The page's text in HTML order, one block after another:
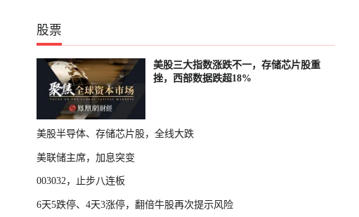
股票
美股三大指数涨跌不一，存储芯片股重
挫，西部数据跌超18%
美股半导体、存储芯片股，全线大跌
美联储主席，加息突变
003032，止步八连板
6天5跌停、4天3涨停，翻倍牛股再次提示风险